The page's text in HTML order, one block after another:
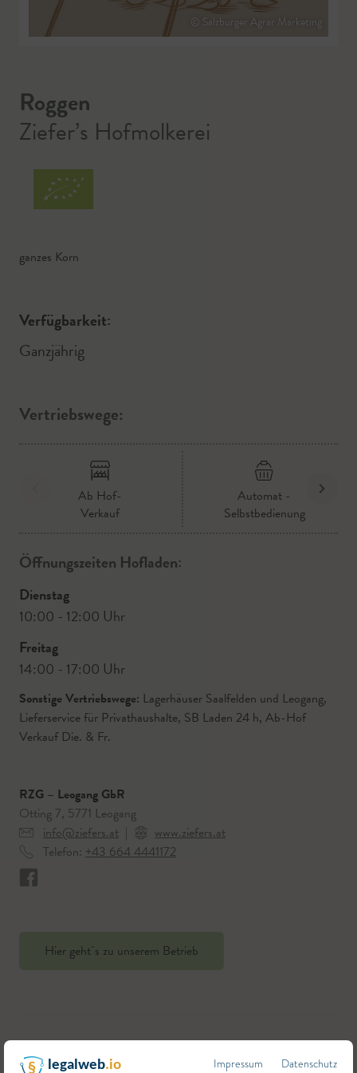
© Salzburger Agrar Marketing
Roggen
Ziefer’s Hofmolkerei
ganzes Korn
Verfügbarkeit:
Ganzjährig
Vertriebswege:
Ab Hof-
Verkauf
Automat -
Selbstbedienung
Öffnungszeiten Hofladen:
Dienstag
10:00 - 12:00 Uhr
Freitag
14:00 - 17:00 Uhr
Sonstige Vertriebswege: Lagerhäuser Saalfelden und Leogang,
Lieferservice für Privathaushalte, SB Laden 24 h, Ab-Hof
Verkauf Die. & Fr.
RZG – Leogang GbR
Otting 7, 5771 Leogang
info@ziefers.at |
www.ziefers.at
Telefon: +43 664 4441172
Hier geht`s zu unserem Betrieb
legalweb.io Impressum Datenschutz